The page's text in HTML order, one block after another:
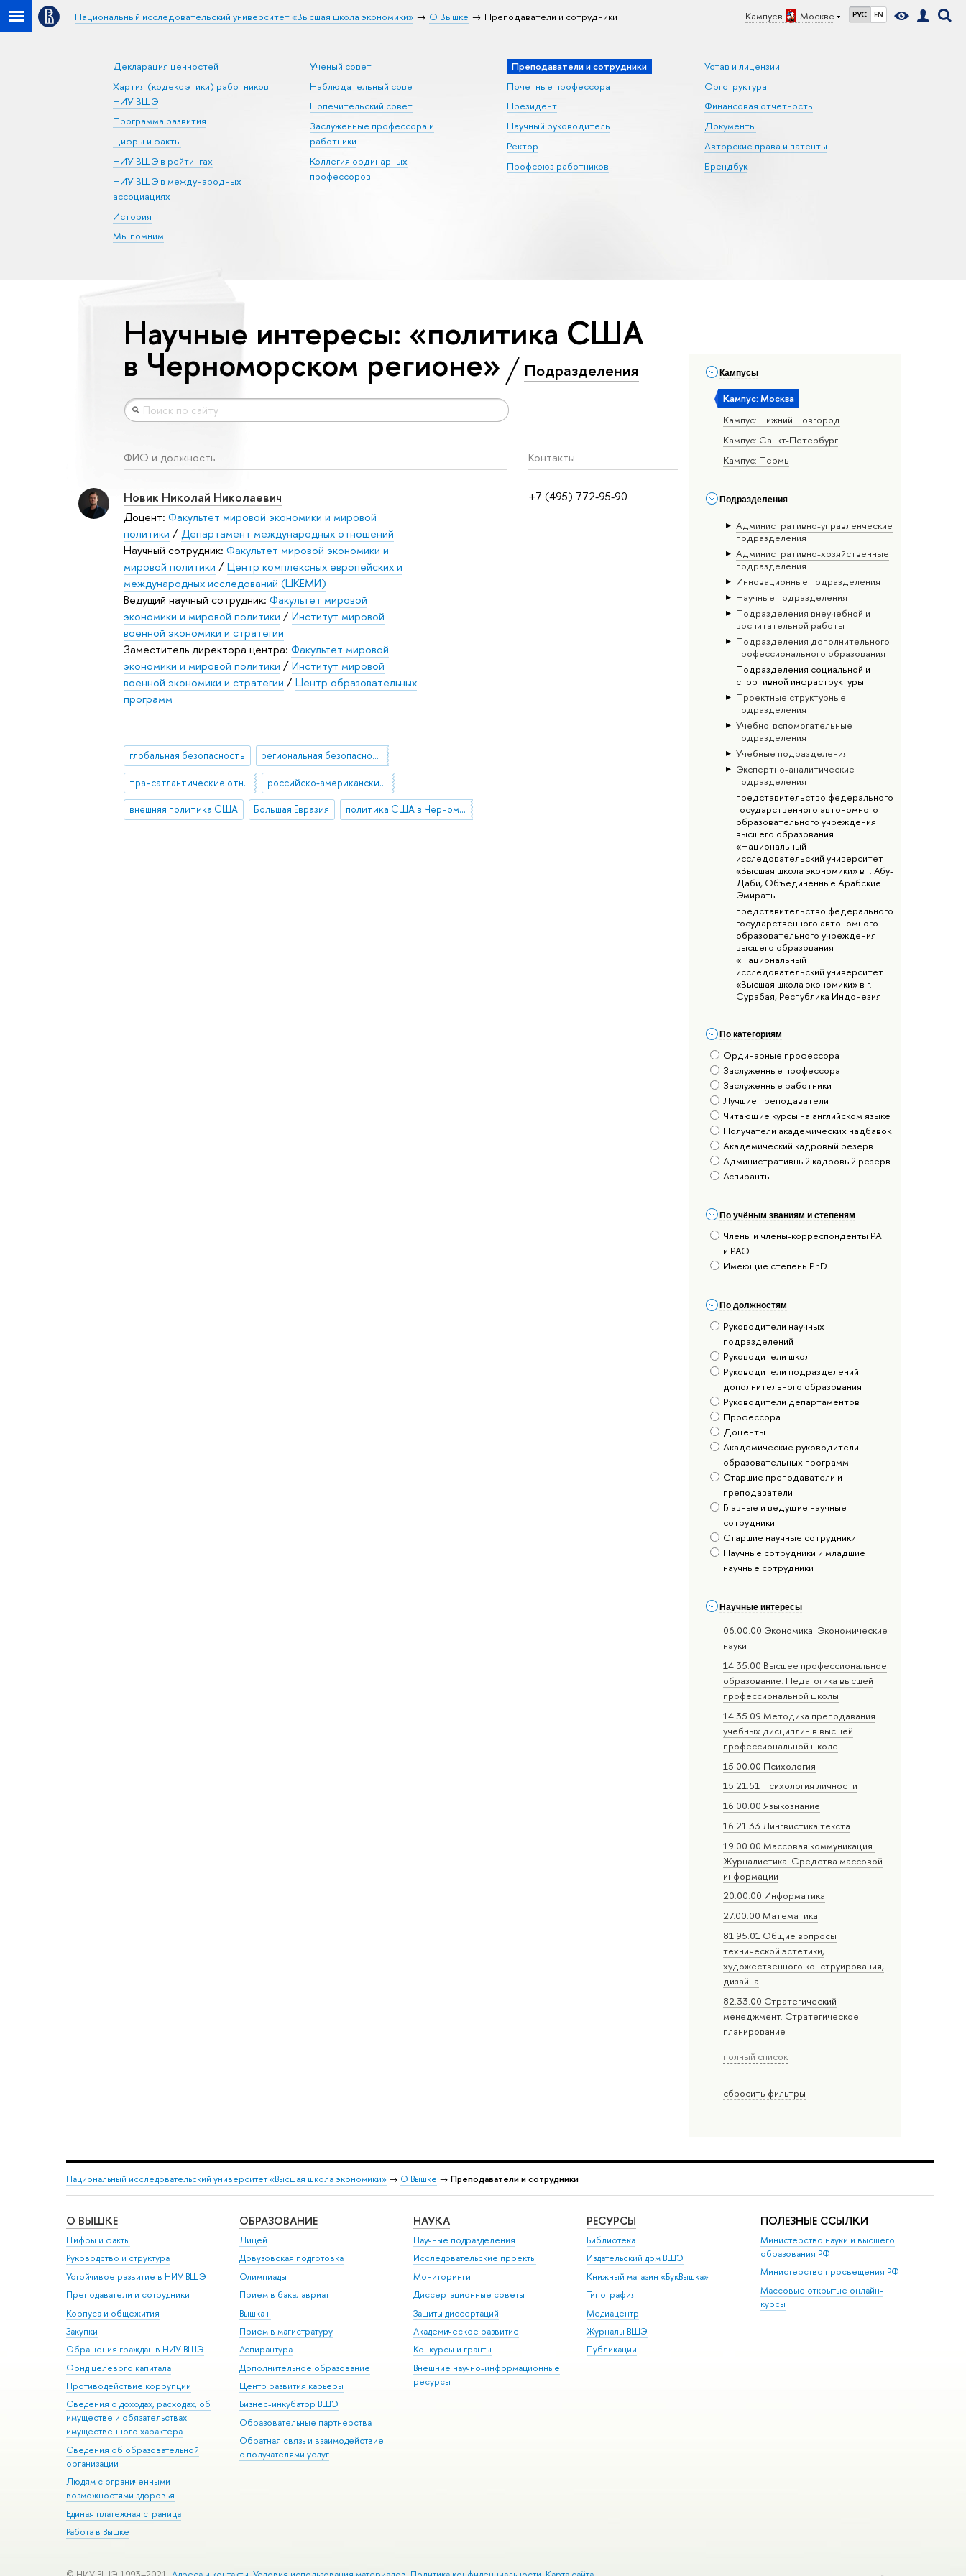
Кампус в Москве РУС EN
Национальный исследовательский университет «Высшая школа экономики» О Вышке Преподаватели и сотрудники
Декларация ценностей
Хартия (кодекс этики) работников
НИУ ВШЭ
Программа развития
Цифры и факты
НИУ ВШЭ в рейтингах
НИУ ВШЭ в международных
ассоциациях
История
Мы помним
Ученый совет
Наблюдательный совет
Попечительский совет
Заслуженные профессора и
работники
Коллегия ординарных
профессоров
Преподаватели и сотрудники
Почетные профессора
Президент
Научный руководитель
Ректор
Профсоюз работников
Устав и лицензии
Оргструктура
Финансовая отчетность
Документы
Авторские права и патенты
Брендбук
Кампусы
Кампус: Москва
Кампус: Нижний Новгород
Кампус: Санкт-Петербург
Кампус: Пермь
Подразделения
Административно-управленческие
подразделения
Административно-хозяйственные
подразделения
Инновационные подразделения
Научные подразделения
Подразделения внеучебной и
воспитательной работы
Подразделения дополнительного
профессионального образования
Подразделения социальной и
спортивной инфраструктуры
Проектные структурные
подразделения
Учебно-вспомогательные
подразделения
Учебные подразделения
Экспертно-аналитические
подразделения
представительство федерального
государственного автономного
образовательного учреждения
высшего образования
«Национальный
исследовательский университет
«Высшая школа экономики» в г. Абу-
Даби, Объединенные Арабские
Эмираты
представительство федерального
государственного автономного
образовательного учреждения
высшего образования
«Национальный
исследовательский университет
«Высшая школа экономики» в г.
Сурабая, Республика Индонезия
По категориям
Ординарные профессора
Заслуженные профессора
Заслуженные работники
Лучшие преподаватели
Читающие курсы на английском языке
Получатели академических надбавок
Академический кадровый резерв
Административный кадровый резерв
Аспиранты
По учёным званиям и степеням
Члены и члены-корреспонденты РАН
и РАО
Имеющие степень PhD
По должностям
Руководители научных
подразделений
Руководители школ
Руководители подразделений
дополнительного образования
Руководители департаментов
Профессора
Доценты
Академические руководители
образовательных программ
Старшие преподаватели и
преподаватели
Главные и ведущие научные
сотрудники
Старшие научные сотрудники
Научные сотрудники и младшие
научные сотрудники
Научные интересы
06.00.00 Экономика. Экономические
науки
14.35.00 Высшее профессиональное
образование. Педагогика высшей
профессиональной школы
14.35.09 Методика преподавания
учебных дисциплин в высшей
профессиональной школе
15.00.00 Психология
15.21.51 Психология личности
16.00.00 Языкознание
16.21.33 Лингвистика текста
19.00.00 Массовая коммуникация.
Журналистика. Средства массовой
информации
20.00.00 Информатика
27.00.00 Математика
81.95.01 Общие вопросы
технической эстетики,
художественного конструирования,
дизайна
82.33.00 Стратегический
менеджмент. Стратегическое
планирование
полный список
сбросить фильтры
Научные интересы: «политика США
в Черноморском регионе» Подразделения
ФИО и должность Контакты
+7 (495) 772-95-90
Новик Николай Николаевич
Доцент: Факультет мировой экономики и мировой
политики /Департамент международных отношений
Научный сотрудник: Факультет мировой экономики и
мировой политики /Центр комплексных европейских и
международных исследований (ЦКЕМИ)
Ведущий научный сотрудник: Факультет мировой
экономики и мировой политики /Институт мировой
военной экономики и стратегии
Заместитель директора центра: Факультет мировой
экономики и мировой политики /Институт мировой
военной экономики и стратегии /Центр образовательных
программ
глобальная безопасность региональная безопасность
трансатлантические отношения российско-американские отношения
внешняя политика США Большая Евразия политика США в Черноморском регионе
Национальный исследовательский университет «Высшая школа экономики» → О Вышке → Преподаватели и сотрудники
О ВЫШКЕ
Цифры и факты
Руководство и структура
Устойчивое развитие в НИУ ВШЭ
Преподаватели и сотрудники
Корпуса и общежития
Закупки
Обращения граждан в НИУ ВШЭ
Фонд целевого капитала
Противодействие коррупции
Сведения о доходах, расходах, об
имуществе и обязательствах
имущественного характера
Сведения об образовательной
организации
Людям с ограниченными
возможностями здоровья
Единая платежная страница
Работа в Вышке
ОБРАЗОВАНИЕ
Лицей
Довузовская подготовка
Олимпиады
Прием в бакалавриат
Вышка+
Прием в магистратуру
Аспирантура
Дополнительное образование
Центр развития карьеры
Бизнес-инкубатор ВШЭ
Образовательные партнерства
Обратная связь и взаимодействие
с получателями услуг
НАУКА
Научные подразделения
Исследовательские проекты
Мониторинги
Диссертационные советы
Защиты диссертаций
Академическое развитие
Конкурсы и гранты
Внешние научно-информационные
ресурсы
РЕСУРСЫ
Библиотека
Издательский дом ВШЭ
Книжный магазин «БукВышка»
Типография
Медиацентр
Журналы ВШЭ
Публикации
ПОЛЕЗНЫЕ ССЫЛКИ
Министерство науки и высшего
образования РФ
Министерство просвещения РФ
Массовые открытые онлайн-
курсы